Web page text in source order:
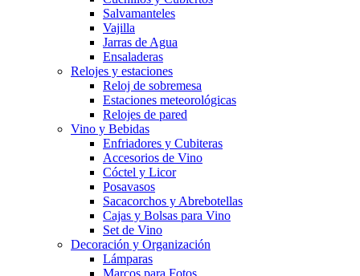
Salvamanteles
Vajilla
Jarras de Agua
Ensaladeras
Relojes y estaciones
Reloj de sobremesa
Estaciones meteorológicas
Relojes de pared
Vino y Bebidas
Enfriadores y Cubiteras
Accesorios de Vino
Cóctel y Licor
Posavasos
Sacacorchos y Abrebotellas
Cajas y Bolsas para Vino
Set de Vino
Decoración y Organización
Lámparas
Marcos para Fotos